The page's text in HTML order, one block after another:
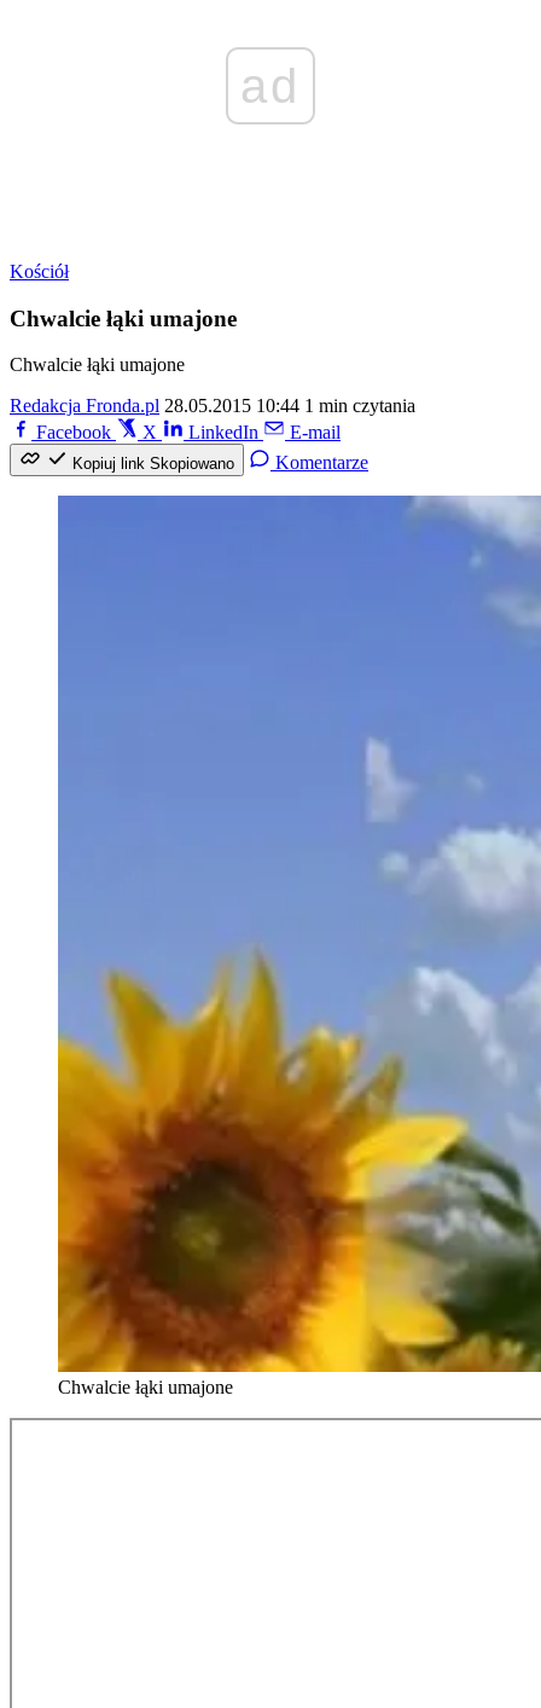
ad
Kościół
Chwalcie łąki umajone
Chwalcie łąki umajone
Redakcja Fronda.pl 28.05.2015 10:44 1 min czytania
Facebook
X LinkedIn E-mail
Kopiuj link Skopiowano Komentarze
Chwalcie łąki umajone